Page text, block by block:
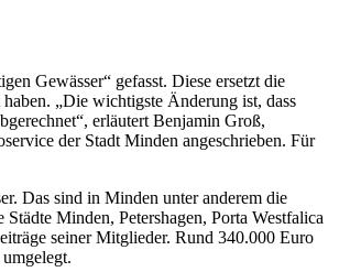
Gewässer“ gefasst. Diese ersetzt die
„Die wichtigste Änderung ist, dass
erläutert Benjamin Groß,
der Stadt Minden angeschrieben. Für
Das sind in Minden unter anderem die
Minden, Petershagen, Porta Westfalica
seiner Mitglieder. Rund 340.000 Euro